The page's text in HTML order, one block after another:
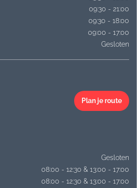
09:30 - 21:00
09:30 - 18:00
09:00 - 17:00
Gesloten
Plan je route
Gesloten
08:00 - 12:30 & 13:00 - 17:00
08:00 - 12:30 & 13:00 - 17:00